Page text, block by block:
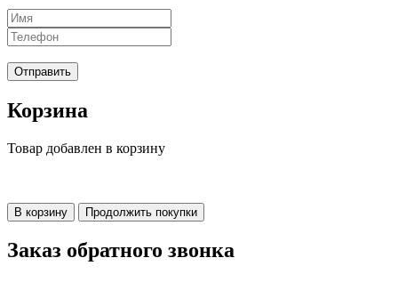
Отправить
Корзина
Товар добавлен в корзину
В корзину Продолжить покупки
Заказ обратного звонка